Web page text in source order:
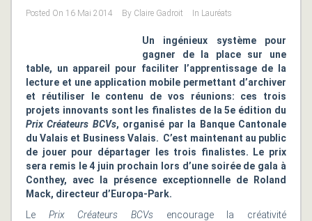
Posted On 16 Mai 2014 By Claire Gadroit In Lauréats
Un ingénieux système pour
gagner de la place sur une
table, un appareil pour faciliter l’apprentissage de la
lecture et une application mobile permettant d’archiver
et réutiliser le contenu de vos réunions: ces trois
projets innovants sont les finalistes de la 5e édition du
Prix Créateurs BCVs, organisé par la Banque Cantonale
du Valais et Business Valais. C’est maintenant au public
de jouer pour départager les trois finalistes. Le prix
sera remis le 4 juin prochain lors d’une soirée de gala à
Conthey, avec la présence exceptionnelle de Roland
Mack, directeur d’Europa-Park.
Le Prix Créateurs BCVs encourage la créativité